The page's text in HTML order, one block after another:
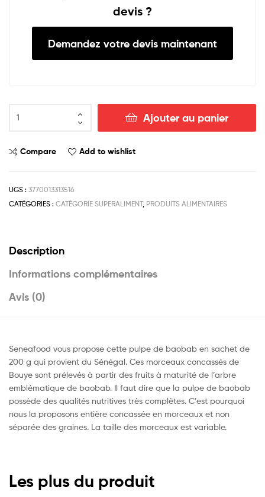
devis ?
Demandez votre devis maintenant
Ajouter au panier
Compare Add to wishlist
UGS : 3770013313516
CATÉGORIES : CATÉGORIE SUPERALIMENT, PRODUITS ALIMENTAIRES
Description
Informations complémentaires
Avis (0)
Seneafood vous propose cette pulpe de baobab en sachet de
200 g qui provient du Sénégal. Ces morceaux concassés de
Bouye sont prélevés à partir des fruits à maturité de l’arbre
emblématique de baobab. Il faut dire que la pulpe de baobab
possède des qualités nutritives très complètes. C’est pourquoi
nous la proposons entière concassée en morceaux et non
séparée des graines. La taille des morceaux est variable.
Les plus du produit